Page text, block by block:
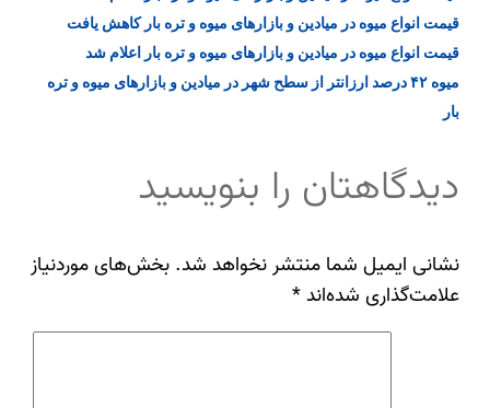
قیمت انواع میوه در میادین و بازارهای میوه و تره بار کاهش یافت
قیمت انواع میوه در میادین و بازارهای میوه و تره بار اعلام شد
میوه ۴۲ درصد ارزانتر از سطح شهر در میادین و بازارهای میوه و تره
بار
دیدگاهتان را بنویسید
نشانی ایمیل شما منتشر نخواهد شد. بخش‌های موردنیاز
علامت‌گذاری شده‌اند*